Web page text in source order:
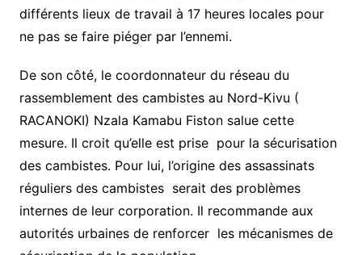
différents lieux de travail à 17 heures locales pour
ne pas se faire piéger par l’ennemi.
De son côté, le coordonnateur du réseau du
rassemblement des cambistes au Nord-Kivu (
RACANOKI) Nzala Kamabu Fiston salue cette
mesure. Il croit qu’elle est prise pour la sécurisation
des cambistes. Pour lui, l’origine des assassinats
réguliers des cambistes serait des problèmes
internes de leur corporation. Il recommande aux
autorités urbaines de renforcer les mécanismes de